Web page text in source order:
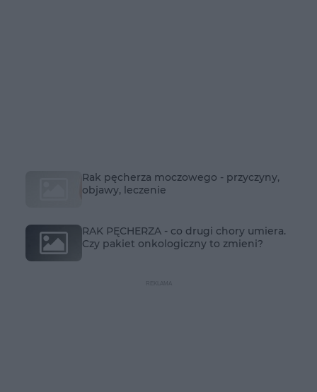
Rak pęcherza moczowego - przyczyny,
objawy, leczenie
RAK PĘCHERZA - co drugi chory umiera.
Czy pakiet onkologiczny to zmieni?